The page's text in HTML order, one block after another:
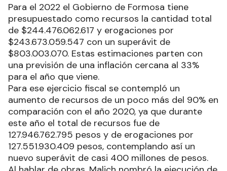
Para el 2022 el Gobierno de Formosa tiene
presupuestado como recursos la cantidad total
de $244.476.062.617 y erogaciones por
$243.673.059.547 con un superávit de
$803.003.070. Estas estimaciones parten con
una previsión de una inflación cercana al 33%
para el año que viene.
Para ese ejercicio fiscal se contempló un
aumento de recursos de un poco más del 90% en
comparación con el año 2020, ya que durante
este año el total de recursos fue de
127.946.762.795 pesos y de erogaciones por
127.551.930.409 pesos, contemplando así un
nuevo superávit de casi 400 millones de pesos.